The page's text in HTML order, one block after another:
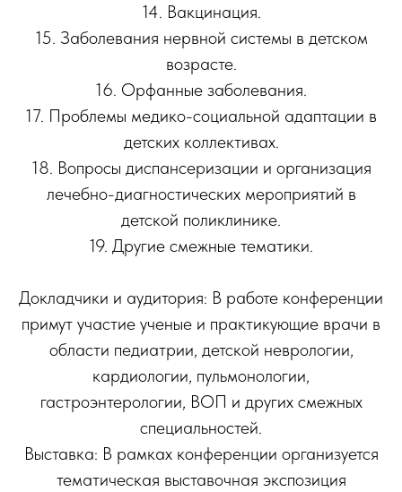
14. Вакцинация.
15. Заболевания нервной системы в детском
возрасте.
16. Орфанные заболевания.
17. Проблемы медико-социальной адаптации в
детских коллективах.
18. Вопросы диспансеризации и организация
лечебно-диагностических мероприятий в
детской поликлинике.
19. Другие смежные тематики.
Докладчики и аудитория: В работе конференции
примут участие ученые и практикующие врачи в
области педиатрии, детской неврологии,
кардиологии, пульмонологии,
гастроэнтерологии, ВОП и других смежных
специальностей.
Выставка: В рамках конференции организуется
тематическая выставочная экспозиция